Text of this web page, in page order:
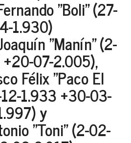
"Boli" (27-
1.930)
"Manín" (2-
07-2.005),
Félix "Paco El
1.933 +30-03-
y
"Toni" (2-02-